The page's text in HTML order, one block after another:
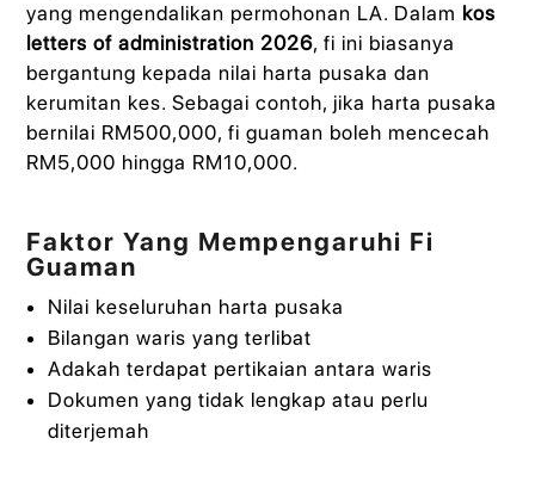
yang mengendalikan permohonan LA. Dalam kos
letters of administration 2026, fi ini biasanya
bergantung kepada nilai harta pusaka dan
kerumitan kes. Sebagai contoh, jika harta pusaka
bernilai RM500,000, fi guaman boleh mencecah
RM5,000 hingga RM10,000.
Faktor Yang Mempengaruhi Fi
Guaman
Nilai keseluruhan harta pusaka
Bilangan waris yang terlibat
Adakah terdapat pertikaian antara waris
Dokumen yang tidak lengkap atau perlu
diterjemah